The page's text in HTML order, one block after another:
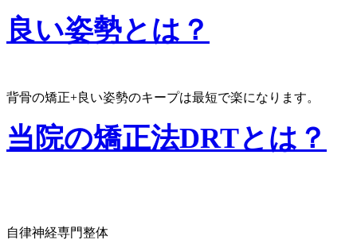
良い姿勢とは？
背骨の矯正+良い姿勢のキープは最短で楽になります。
当院の矯正法DRTとは？
自律神経専門整体